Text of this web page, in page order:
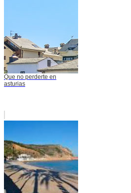
Que no perderte en
asturias